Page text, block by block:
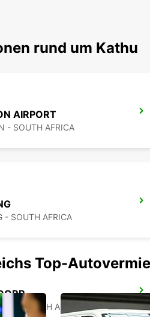
rund um Kathu
AIRPORT
- SOUTH AFRICA
- SOUTH AFRICA
- SOUTH AFRICA
Top-